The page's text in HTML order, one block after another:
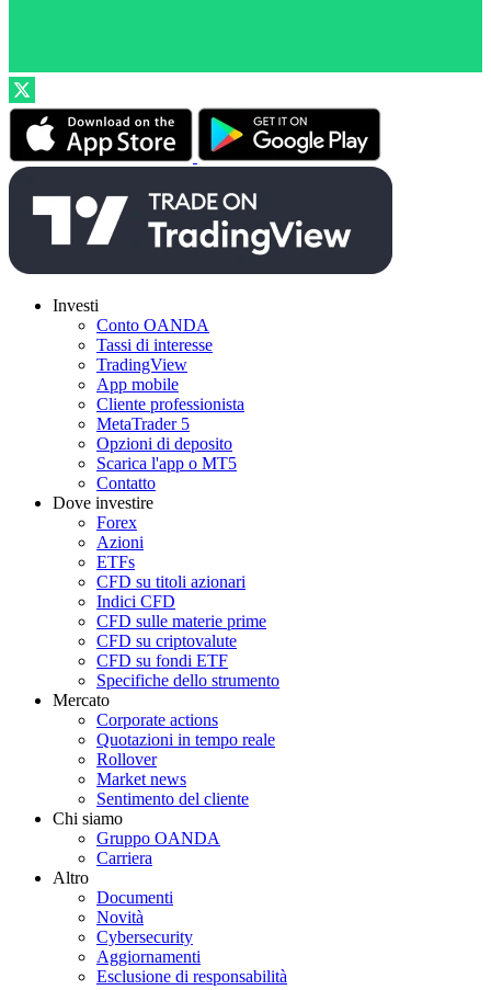
Investi
Conto OANDA
Tassi di interesse
TradingView
App mobile
Cliente professionista
MetaTrader 5
Opzioni di deposito
Scarica l'app o MT5
Contatto
Dove investire
Forex
Azioni
ETFs
CFD su titoli azionari
Indici CFD
CFD sulle materie prime
CFD su criptovalute
CFD su fondi ETF
Specifiche dello strumento
Mercato
Corporate actions
Quotazioni in tempo reale
Rollover
Market news
Sentimento del cliente
Chi siamo
Gruppo OANDA
Carriera
Altro
Documenti
Novità
Cybersecurity
Aggiornamenti
Esclusione di responsabilità